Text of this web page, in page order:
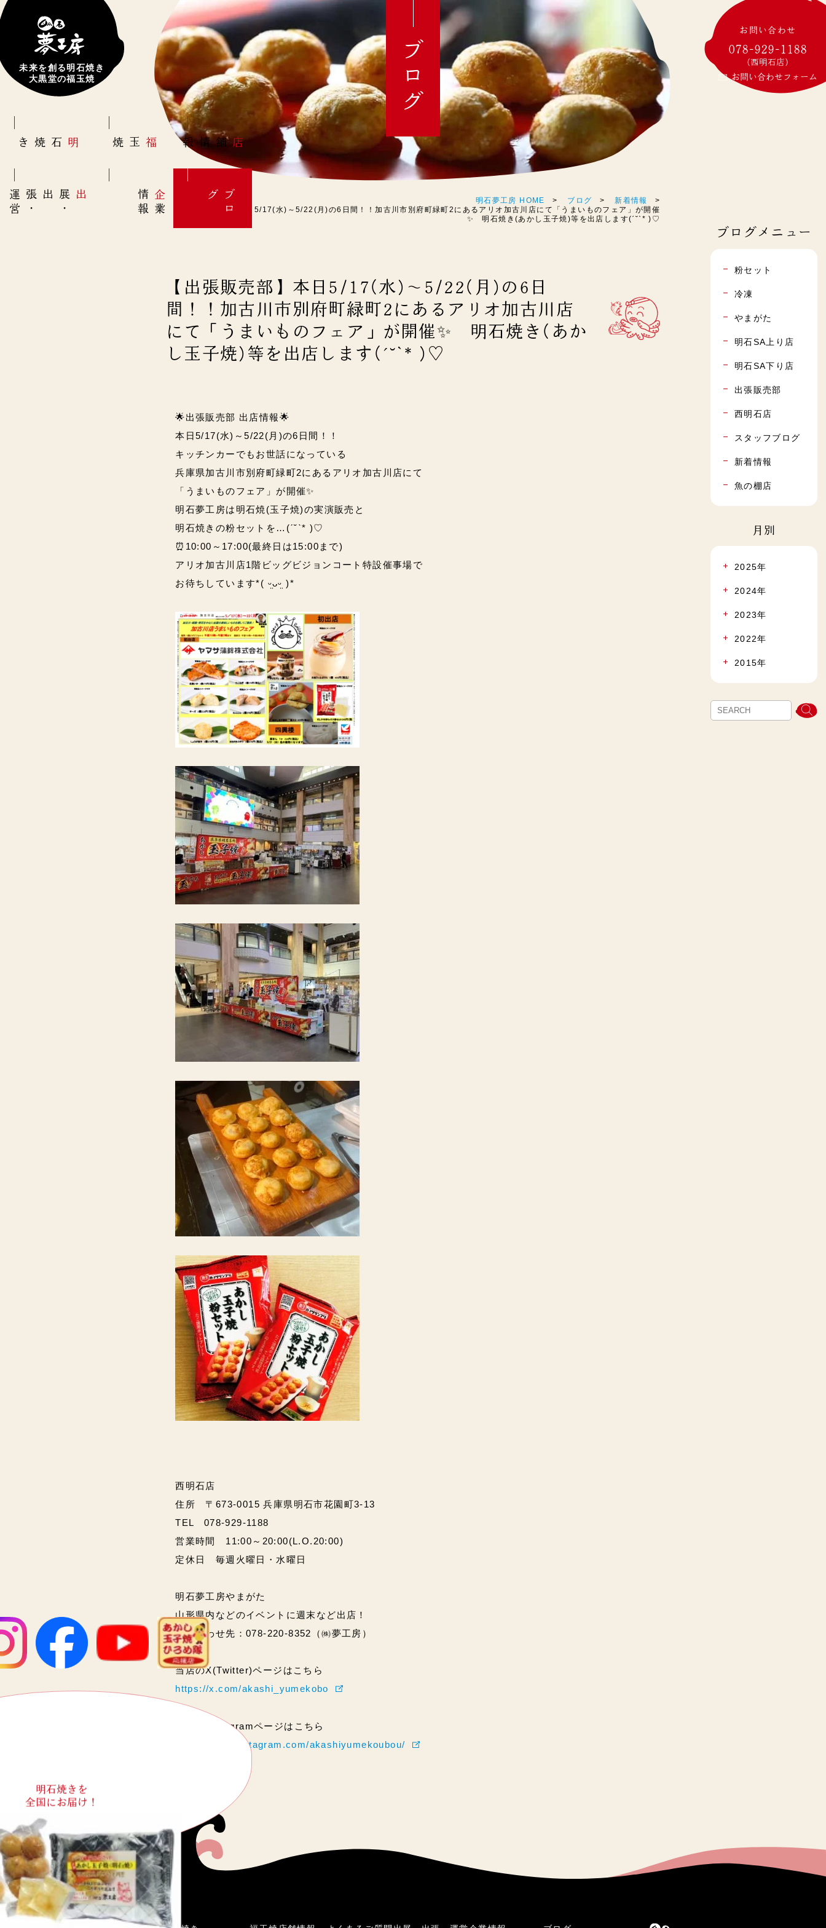
未来を創る明石焼き
大黒堂の福玉焼
明石焼き 福玉焼 店舗情報
出展
・
出張
・
運
営
企
業
情
報
ブ
ロ
グ
明石焼きを
全国にお届け！
ブログ
明石夢工房 HOME ブログ
新着情報
【出張販売部】本日5/17(水)～5/22(月)の6日間！！加古川市別府町緑町2にあるアリオ加古川店にて「うまいものフェア」が開催
✨ 明石焼き(あかし玉子焼)等を出店します(ˊ˘ˋ* )♡
【出張販売部】本日5/17(水)～5/22(月)の6日
間！！加古川市別府町緑町2にあるアリオ加古川店
にて「うまいものフェア」が開催✨ 明石焼き(あか
し玉子焼)等を出店します(ˊ˘ˋ* )♡
🌟出張販売部 出店情報🌟
本日5/17(水)～5/22(月)の6日間！！
キッチンカーでもお世話になっている
兵庫県加古川市別府町緑町2にある アリオ加古川店にて
「うまいものフェア」が開催✨
明石夢工房は明石焼(玉子焼)の実演販売と
明石焼きの粉セットを…(ˊ˘ˋ* )♡
⏰10:00～17:00(最終日は15:00まで)
アリオ加古川店1階ビッグビジョンコート特設催事場で
お待ちしています*( ᵕ̤ᴗᵕ̤ )*
西明石店
住所 〒673-0015 兵庫県明石市花園町3-13
TEL 078-929-1188
営業時間 11:00～20:00(L.O.20:00)
定休日 毎週火曜日・水曜日
明石夢工房やまがた
山形県内などのイベントに週末など出店！
問い合わせ先：078-220-8352（㈱夢工房）
当店のX(Twitter)ページはこちら
https://x.com/akashi_yumekobo
当店のInstagramページはこちら
https://www.instagram.com/akashiyumekoubou/
お問い合わせ
078-929-1188
(西明石店)
お問い合わせフォーム
ブログメニュー
粉セット
冷凍
やまがた
明石SA上り店
明石SA下り店
出張販売部
西明石店
スタッフブログ
新着情報
魚の棚店
月別
2025年
2024年
2023年
2022年
2015年